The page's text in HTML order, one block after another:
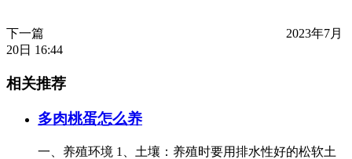
下一篇
2023年7月
20日 16:44
相关推荐
多肉桃蛋怎么养
一、养殖环境 1、土壤：养殖时要用排水性好的松软土